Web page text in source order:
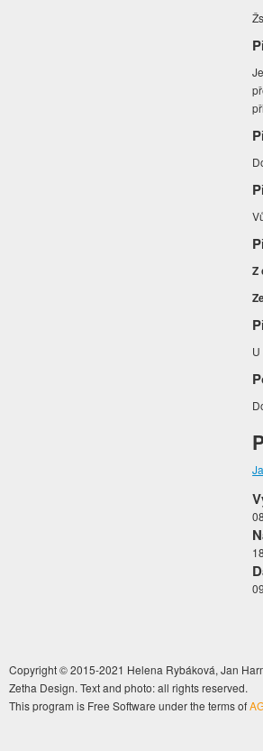
Z
Copyright © 2015-2021 Helena Rybáková, Jan
Zetha Design. Text and photo: all rights reserved.
This program is Free Software under the terms of